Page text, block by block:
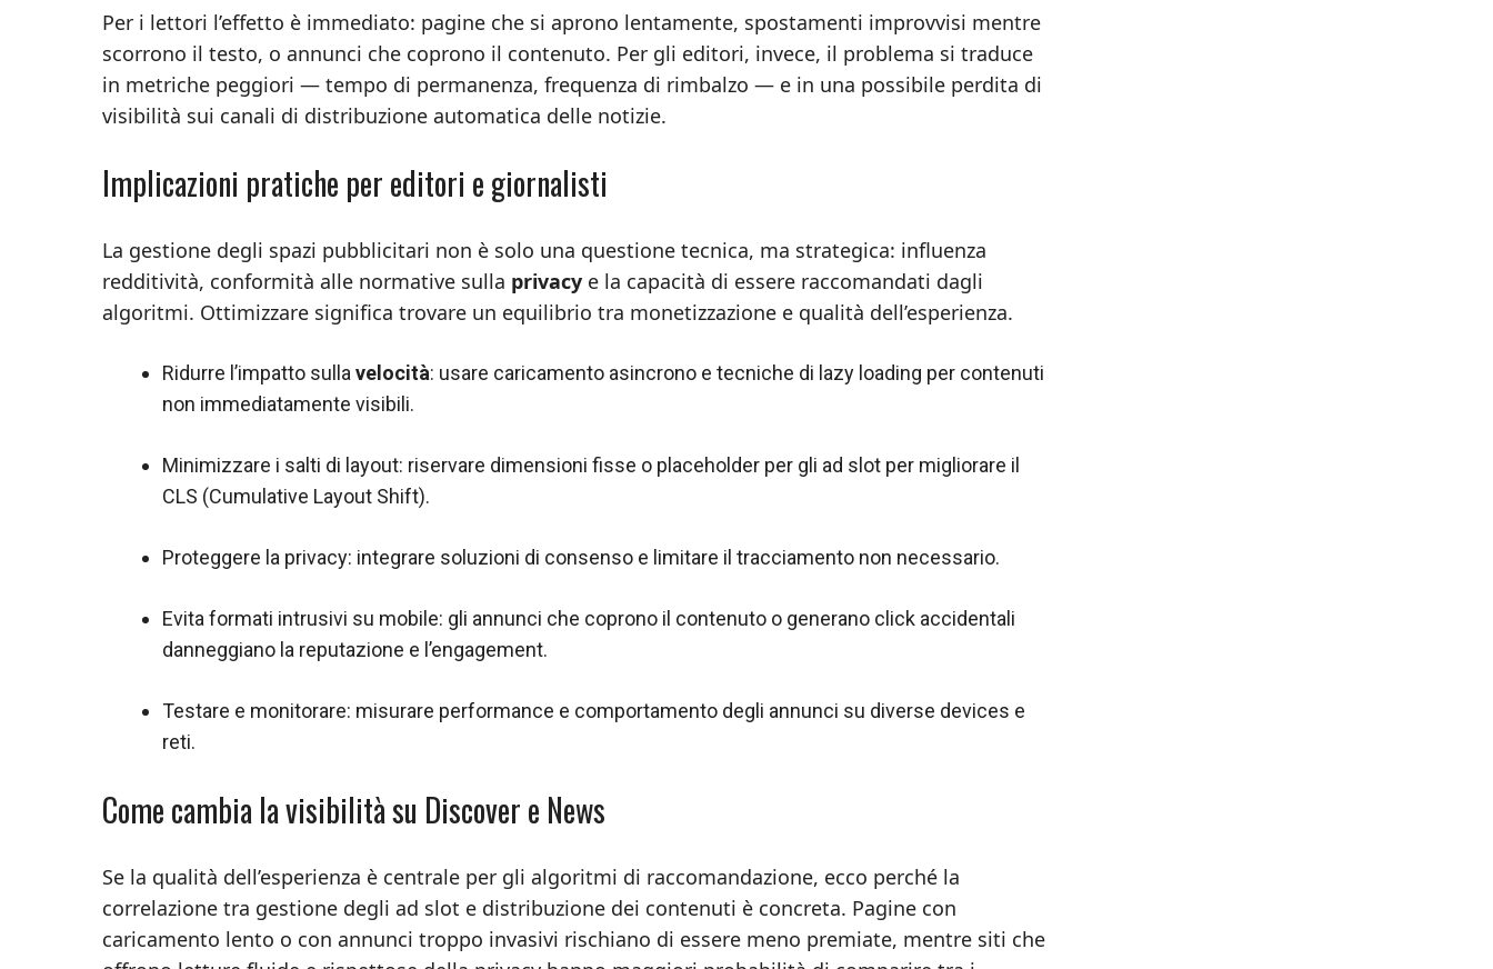
Per i lettori l’effetto è immediato: pagine che si aprono lentamente, spostamenti improvvisi mentre
scorrono il testo, o annunci che coprono il contenuto. Per gli editori, invece, il problema si traduce
in metriche peggiori — tempo di permanenza, frequenza di rimbalzo — e in una possibile perdita di
visibilità sui canali di distribuzione automatica delle notizie.
Implicazioni pratiche per editori e giornalisti
La gestione degli spazi pubblicitari non è solo una questione tecnica, ma strategica: influenza
redditività, conformità alle normative sulla privacy e la capacità di essere raccomandati dagli
algoritmi. Ottimizzare significa trovare un equilibrio tra monetizzazione e qualità dell’esperienza.
Ridurre l’impatto sulla velocità: usare caricamento asincrono e tecniche di lazy loading per contenuti
non immediatamente visibili.
Minimizzare i salti di layout: riservare dimensioni fisse o placeholder per gli ad slot per migliorare il
CLS (Cumulative Layout Shift).
Proteggere la privacy: integrare soluzioni di consenso e limitare il tracciamento non necessario.
Evita formati intrusivi su mobile: gli annunci che coprono il contenuto o generano click accidentali
danneggiano la reputazione e l’engagement.
Testare e monitorare: misurare performance e comportamento degli annunci su diverse devices e
reti.
Come cambia la visibilità su Discover e News
Se la qualità dell’esperienza è centrale per gli algoritmi di raccomandazione, ecco perché la
correlazione tra gestione degli ad slot e distribuzione dei contenuti è concreta. Pagine con
caricamento lento o con annunci troppo invasivi rischiano di essere meno premiate, mentre siti che